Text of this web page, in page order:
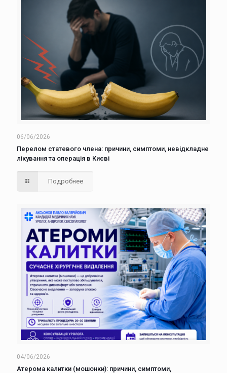
06/06/2026
Перелом статевого члена: причини, симптоми, невідкладне
лікування та операція в Києві
Подробнее
04/06/2026
Атерома калитки (мошонки): причини, симптоми,